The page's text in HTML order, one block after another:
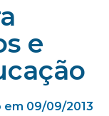
e
em 09/09/2013